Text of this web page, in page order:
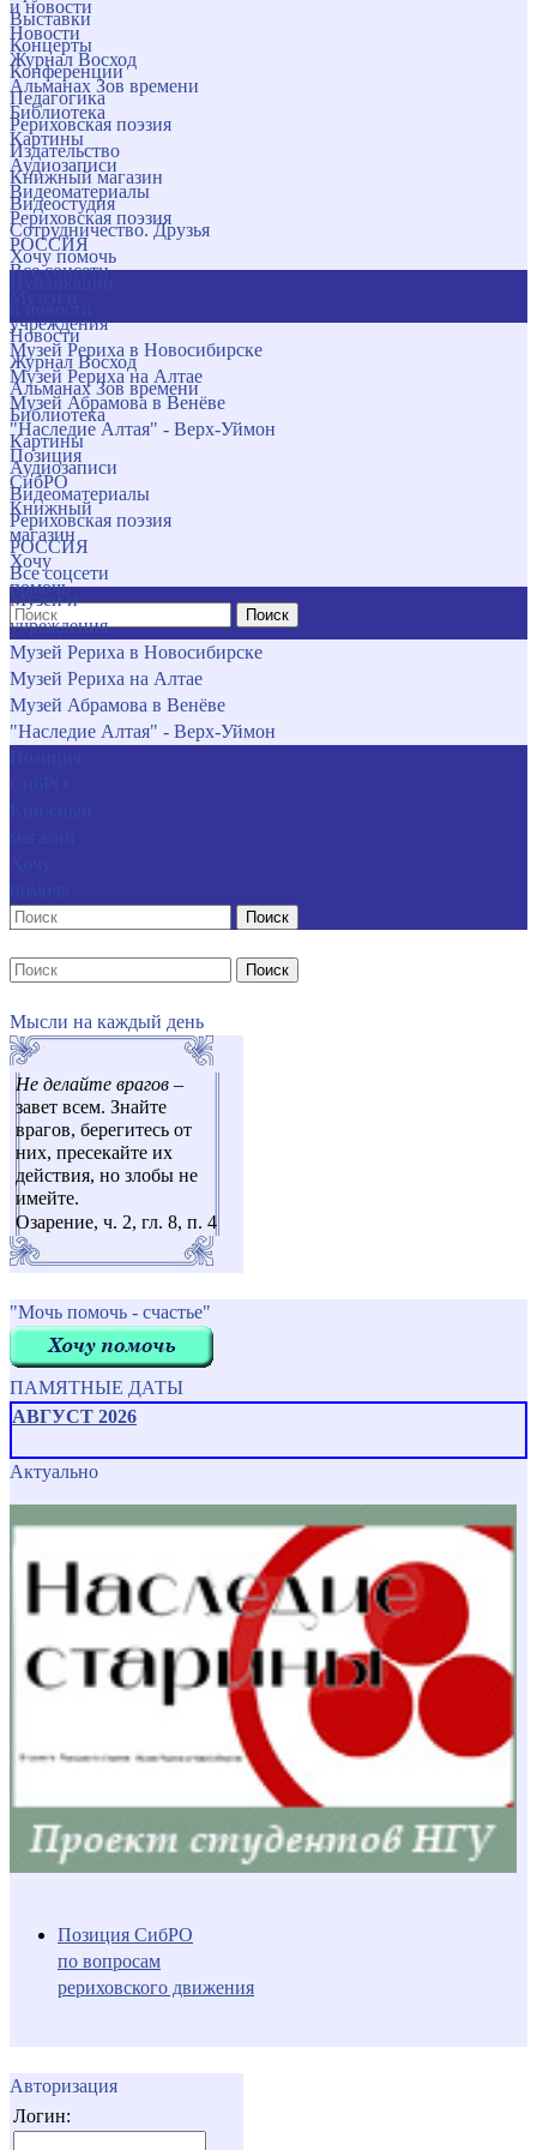
и новости
Новости
Журнал Восход
Альманах Зов времени
Библиотека
Картины
Аудиозаписи
Видеоматериалы
Рериховская поэзия
РОССИЯ
Все соцсети
учреждения
Музей Рериха в Новосибирске
Музей Рериха на Алтае
Музей Абрамова в Венёве
"Наследие Алтая" - Верх-Уймон
Позиция
СибРО
Книжный
магазин
Хочу
помочь
Поиск
Выставки
Концерты
Конференции
Педагогика
Рериховская поэзия
Издательство
Книжный магазин
Видеостудия
Сотрудничество. Друзья
Хочу помочь
Новости
Журнал Восход
Альманах Зов времени
Библиотека
Картины
Аудиозаписи
Видеоматериалы
Рериховская поэзия
РОССИЯ
Все соцсети
Музеи и
учреждения
Музей Рериха в Новосибирске
Музей Рериха на Алтае
Музей Абрамова в Венёве
"Наследие Алтая" - Верх-Уймон
Поиск
Поиск
Мысли на каждый день
Не делайте врагов –
завет всем. Знайте
врагов, берегитесь от
них, пресекайте их
действия, но злобы не
имейте.
Озарение, ч. 2, гл. 8, п. 4
"Мочь помочь - счастье"
ПАМЯТНЫЕ ДАТЫ
АВГУСТ 2026
Актуально
Позиция СибРО
по вопросам
рериховского движения
Авторизация
Логин: